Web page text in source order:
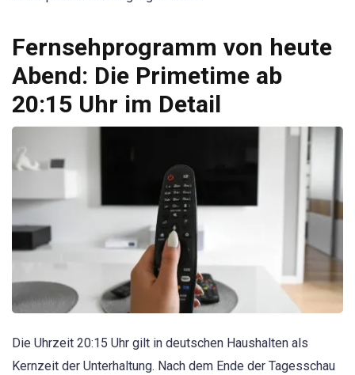
Fernsehprogramm von heute
Abend: Die Primetime ab
20:15 Uhr im Detail
Die Uhrzeit 20:15 Uhr gilt in deutschen Haushalten als
Kernzeit der Unterhaltung. Nach dem Ende der Tagesschau